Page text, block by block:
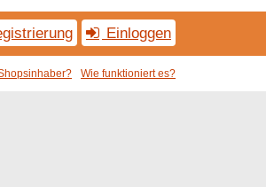
Einloggen
Wie funktioniert es?